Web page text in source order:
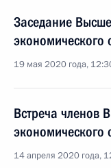
Заседание
экономического
19 мая 2020 года,
Встреча членов
экономического
14 апреля 2020 года,